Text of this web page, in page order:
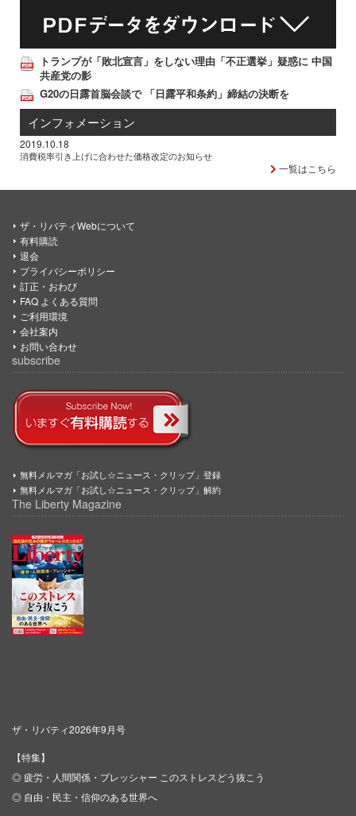
トランプが「敗北宣言」をしない理由「不正選挙」疑惑に 中国
共産党の影
G20の日露首脳会談で 「日露平和条約」締結の決断を
インフォメーション
2019.10.18
消費税率引き上げに合わせた価格改定のお知らせ
一覧はこちら
ザ・リバティWebについて
有料購読
退会
プライバシーポリシー
訂正・おわび
FAQ よくある質問
ご利用環境
会社案内
お問い合わせ
subscribe
無料メルマガ「お試し☆ニュース・クリップ」登録
無料メルマガ「お試し☆ニュース・クリップ」解約
The Liberty Magazine
ザ・リバティ2026年9月号
【特集】
◎ 疲労・人間関係・プレッシャー このストレスどう抜こう
◎ 自由・民主・信仰のある世界へ